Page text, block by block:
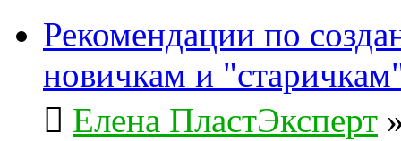
Рекомендации по
новичкам и
Елена ПластЭксперт